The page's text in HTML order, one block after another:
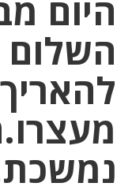
היום
השלום